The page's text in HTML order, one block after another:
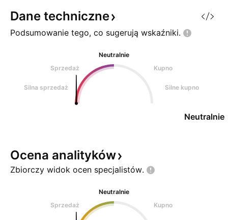
Dane techniczne
Podsumowanie tego, co sugerują wskaźniki.
Neutralnie
Sprzedaż
Kupno
Silna sprzedaż Silne kupno
Neutralnie
Ocena analityków
Zbiorczy widok ocen specjalistów.
Neutralnie
Sprzedaż
Kupno